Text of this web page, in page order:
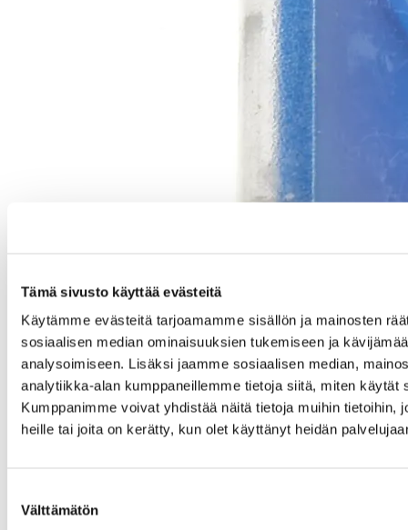
Tämä sivusto käyttää evästeitä
Käytämme evästeitä tarjoamamme sisällön ja mainosten
sosiaalisen median ominaisuuksien tukemiseen ja
analysoimiseen. Lisäksi jaamme sosiaalisen median,
analytiikka-alan kumppaneillemme tietoja siitä, miten käytät
Kumppanimme voivat yhdistää näitä tietoja muihin tietoihin,
heille tai joita on kerätty, kun olet käyttänyt heidän
valinta
Välttämätön